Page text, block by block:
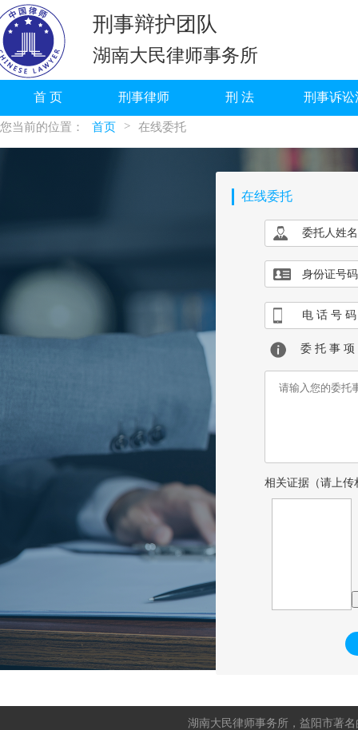
刑事辩护团队
湖南大民律师事务所
首 页 刑事律师 刑 法 刑事诉讼
您当前的位置： 首页 > 在线委托
在线委托
委托人姓名
身份证号码
电 话 号 码
委 托 事 项
相关证据（请上传
湖南大民律师事务所，益阳市著